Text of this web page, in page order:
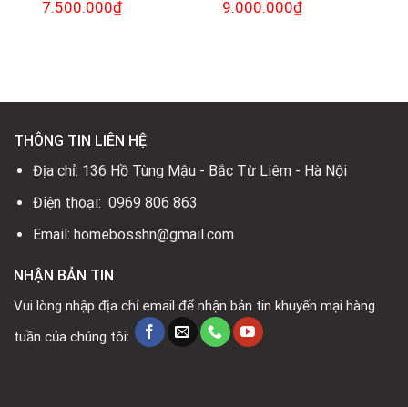
Giá
gốc
7.500.000₫Giá
hiện
Giá
gốc
9.000.000₫Giá
hiện
THÔNG TIN LIÊN HỆ
Địa chỉ: 136 Hồ Tùng Mậu - Bắc Từ Liêm - Hà Nội
Điện thoại: 0969 806 863
Email: homebosshn@gmail.com
NHẬN BẢN TIN
Vui lòng nhập địa chỉ email để nhận bản tin khuyến mại hàng
tuần của chúng tôi: